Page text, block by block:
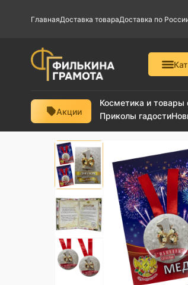
ГлавнаяДоставка товараДоставка по
Акции
Косметика и товары
Приколы гадости